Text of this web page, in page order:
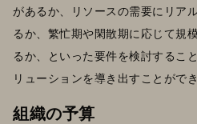
があるか、リソースの需要にリア
るか、繁忙期や閑散期に応じて規
るか、といった要件を検討するこ
リューションを導き出すことができ
組織の予算